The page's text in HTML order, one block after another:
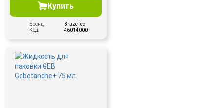
Купить
Бренд:
Код:
BrazeTec
46014000